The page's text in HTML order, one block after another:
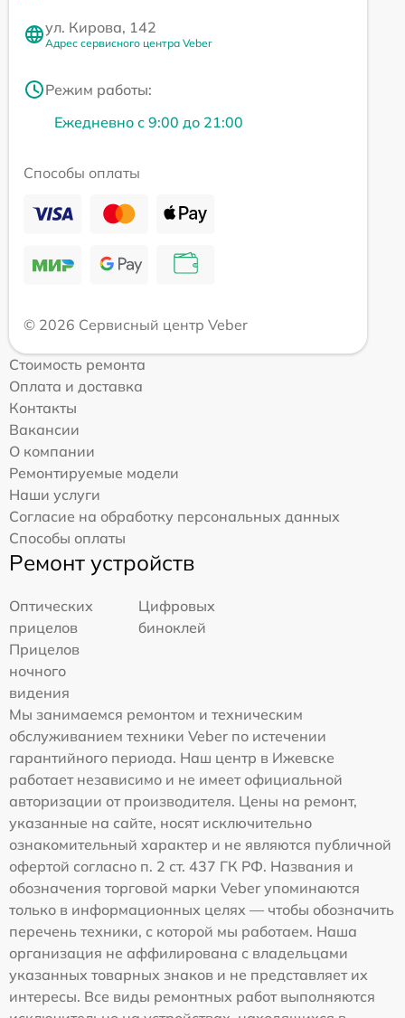
ул. Кирова, 142
Адрес сервисного центра Veber
Режим работы:
Ежедневно с 9:00 до 21:00
Способы оплаты
© 2026 Сервисный центр Veber
Стоимость ремонта
Оплата и доставка
Контакты
Вакансии
О компании
Ремонтируемые модели
Наши услуги
Согласие на обработку персональных данных
Способы оплаты
Ремонт устройств
Оптических
прицелов
Цифровых
биноклей
Прицелов
ночного
видения
Мы занимаемся ремонтом и техническим
обслуживанием техники Veber по истечении
гарантийного периода. Наш центр в Ижевске
работает независимо и не имеет официальной
авторизации от производителя. Цены на ремонт,
указанные на сайте, носят исключительно
ознакомительный характер и не являются публичной
офертой согласно п. 2 ст. 437 ГК РФ. Названия и
обозначения торговой марки Veber упоминаются
только в информационных целях — чтобы обозначить
перечень техники, с которой мы работаем. Наша
организация не аффилирована с владельцами
указанных товарных знаков и не представляет их
интересы. Все виды ремонтных работ выполняются